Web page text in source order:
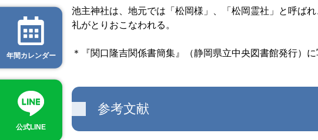
池主神社は、地元では「松岡様」、「松岡霊社」と呼ば
礼がとりおこなわれる。
＊『関口隆吉関係書簡集』（静岡県立中央図書館発行）に
参考文献
年間カレンダー
公式LINE